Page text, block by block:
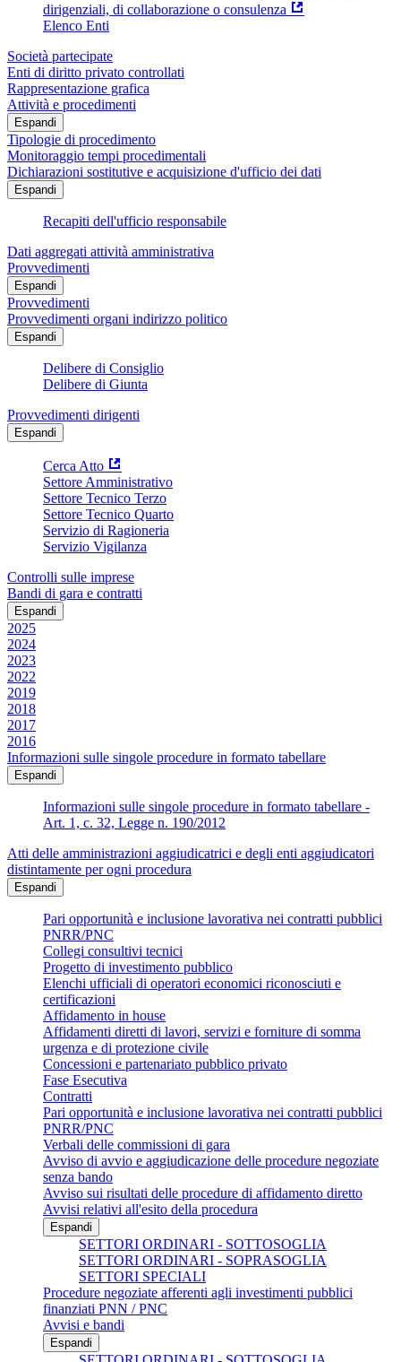
dirigenziali, di collaborazione o consulenza
Elenco Enti
Società partecipate
Enti di diritto privato controllati
Rappresentazione grafica
Attività e procedimenti
Espandi
Tipologie di procedimento
Monitoraggio tempi procedimentali
Dichiarazioni sostitutive e acquisizione d'ufficio dei dati
Espandi
Recapiti dell'ufficio responsabile
Dati aggregati attività amministrativa
Provvedimenti
Espandi
Provvedimenti
Provvedimenti organi indirizzo politico
Espandi
Delibere di Consiglio
Delibere di Giunta
Provvedimenti dirigenti
Espandi
Cerca Atto
Settore Amministrativo
Settore Tecnico Terzo
Settore Tecnico Quarto
Servizio di Ragioneria
Servizio Vigilanza
Controlli sulle imprese
Bandi di gara e contratti
Espandi
2025
2024
2023
2022
2019
2018
2017
2016
Informazioni sulle singole procedure in formato tabellare
Espandi
Informazioni sulle singole procedure in formato tabellare -
Art. 1, c. 32, Legge n. 190/2012
Atti delle amministrazioni aggiudicatrici e degli enti aggiudicatori
distintamente per ogni procedura
Espandi
Pari opportunità e inclusione lavorativa nei contratti pubblici
PNRR/PNC
Collegi consultivi tecnici
Progetto di investimento pubblico
Elenchi ufficiali di operatori economici riconosciuti e
certificazioni
Affidamento in house
Affidamenti diretti di lavori, servizi e forniture di somma
urgenza e di protezione civile
Concessioni e partenariato pubblico privato
Fase Esecutiva
Contratti
Pari opportunità e inclusione lavorativa nei contratti pubblici
PNRR/PNC
Verbali delle commissioni di gara
Avviso di avvio e aggiudicazione delle procedure negoziate
senza bando
Avviso sui risultati delle procedure di affidamento diretto
Avvisi relativi all'esito della procedura
Espandi
SETTORI ORDINARI - SOTTOSOGLIA
SETTORI ORDINARI - SOPRASOGLIA
SETTORI SPECIALI
Procedure negoziate afferenti agli investimenti pubblici
finanziati PNN / PNC
Avvisi e bandi
Espandi